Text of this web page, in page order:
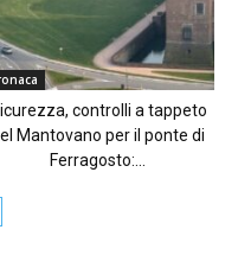
controlli a tappeto
Mantovano per il ponte di
Ferragosto:...